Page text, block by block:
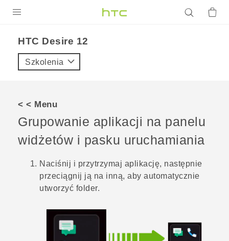
VIVE
VIVERSE
POMOC TECHNICZNA
Urządzenia i akcesoria HTC
Zaloguj się
HTC Desire 12‎
Szkolenia
< < Menu
Grupowanie aplikacji na panelu
widżetów i pasku uruchamiania
Naciśnij i przytrzymaj aplikację, następnie
przeciągnij ją na inną, aby automatycznie
utworzyć folder.